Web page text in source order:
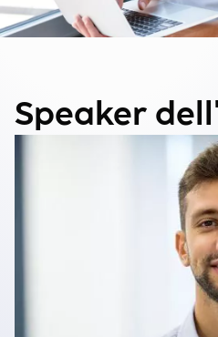
Speaker